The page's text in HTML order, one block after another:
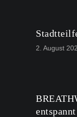
2. August